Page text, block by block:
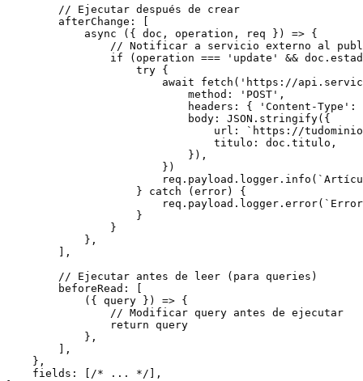
        // Ejecutar después de crear
        afterChange: [
            async ({ doc, operation, req }) => {
// Notificar a servicio externo al
if (operation === 'update' &&
                    try {
await fetch('https://
                            method: 'POST',
headers: { 'Content-Type':
                            body: JSON.stringify({
url: `https://
                                titulo: doc.titulo,
                            }),
                        })
                    } catch (error) {
                    }
                }
            },
        ],
        // Ejecutar antes de leer (para queries)
        beforeRead: [
            ({ query }) => {
                // Modificar query antes de ejecutar
                return query
            },
        ],
    },
    fields: [/* ... */],